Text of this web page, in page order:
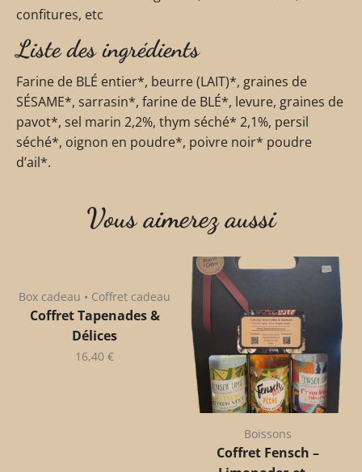
confitures, etc
Liste des ingrédients
Farine de BLÉ entier*, beurre (LAIT)*, graines de
SÉSAME*, sarrasin*, farine de BLÉ*, levure, graines de
pavot*, sel marin 2,2%, thym séché* 2,1%, persil
séché*, oignon en poudre*, poivre noir* poudre
d’ail*.
Vous aimerez aussi
Box cadeau • Coffret cadeau
Coffret Tapenades &
Délices
16,40 €
Boissons
Coffret Fensch –